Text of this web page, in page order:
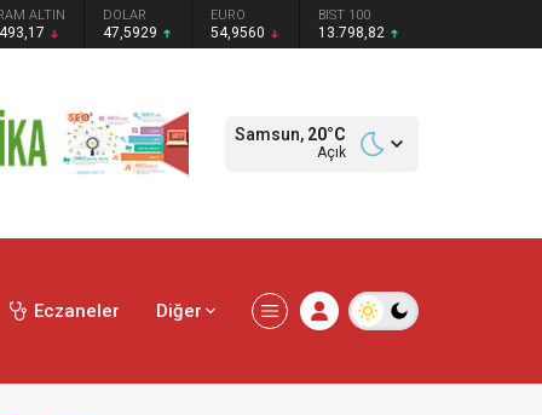
ALTIN DOLAR
47,5929
EURO
54,9560
BIST 100
13.798,82
Samsun, 20°C
Açık
Eczaneler Diğer